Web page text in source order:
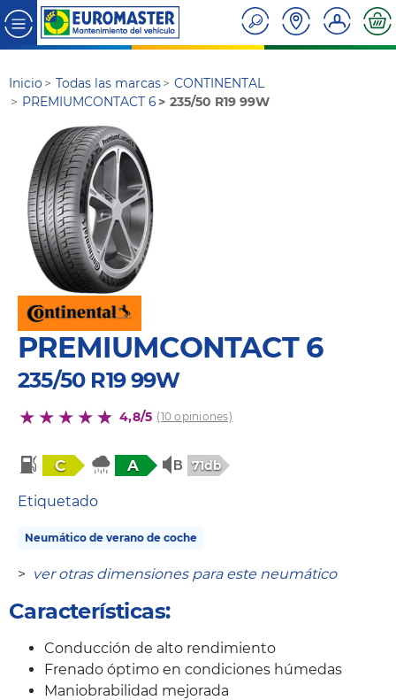
Inicio Todas las marcas
CONTINENTAL
PREMIUMCONTACT 6
235/50 R19 99W
PREMIUMCONTACT 6
235/50 R19 99W
4,8/5 (10 opiniones)
C A 71db
Etiquetado
Neumático de verano de coche
> ver otras dimensiones para este neumático
Características:
Conducción de alto rendimiento
Frenado óptimo en condiciones húmedas
Maniobrabilidad mejorada